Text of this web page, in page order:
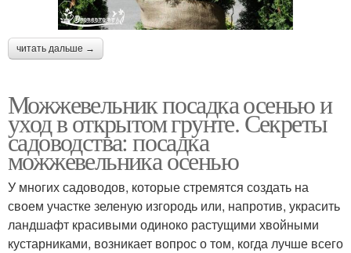
читать дальше →
Можжевельник посадка осенью и
уход в открытом грунте. Секреты
садоводства: посадка
можжевельника осенью
У многих садоводов, которые стремятся создать на
своем участке зеленую изгородь или, напротив, украсить
ландшафт красивыми одиноко растущими хвойными
кустарниками, возникает вопрос о том, когда лучше всего